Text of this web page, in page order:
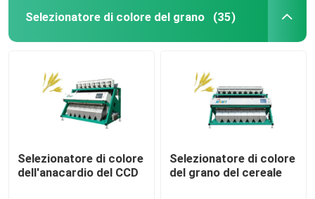
Selezionatore di colore del grano (35)
Selezionatore di colore
dell'anacardio del CCD
Selezionatore di colore
del grano del cereale